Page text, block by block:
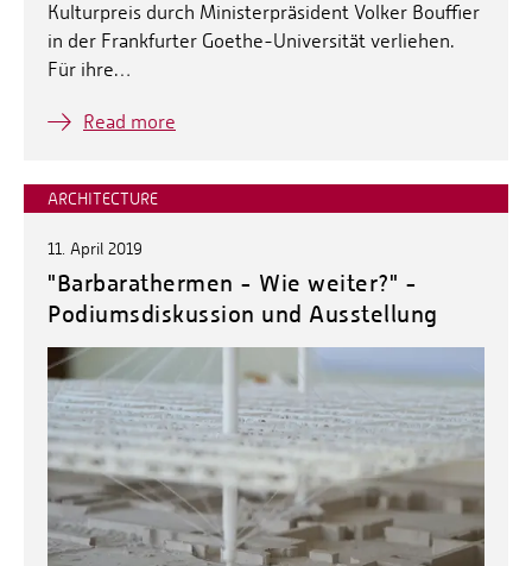
Kulturpreis durch Ministerpräsident Volker Bouffier
in der Frankfurter Goethe-Universität verliehen.
Für ihre…
Read more
ARCHITECTURE
11. April 2019
"Barbarathermen - Wie weiter?" -
Podiumsdiskussion und Ausstellung